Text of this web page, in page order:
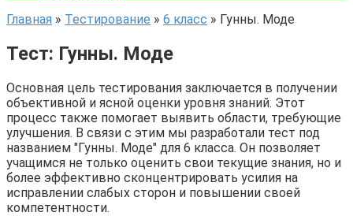
Главная » Тестирование » 6 класс » Гунны. Моде
Тест: Гунны. Моде
Основная цель тестирования заключается в получении
объективной и ясной оценки уровня знаний. Этот
процесс также помогает выявить области, требующие
улучшения. В связи с этим мы разработали тест под
названием "Гунны. Моде" для 6 класса. Он позволяет
учащимся не только оценить свои текущие знания, но и
более эффективно сконцентрировать усилия на
исправлении слабых сторон и повышении своей
компетентности.